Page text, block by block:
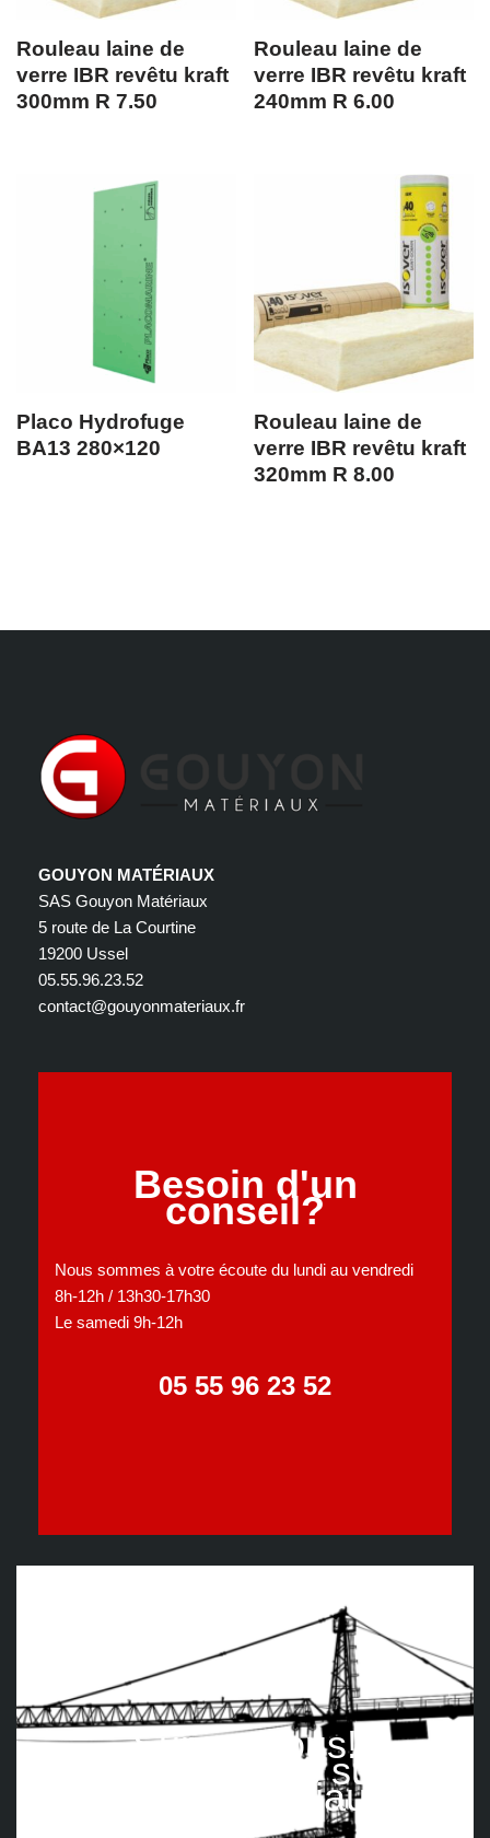
Rouleau laine de
verre IBR revêtu kraft
300mm R 7.50
Rouleau laine de
verre IBR revêtu kraft
240mm R 6.00
Placo Hydrofuge
BA13 280×120
Rouleau laine de
verre IBR revêtu kraft
320mm R 8.00
GOUYON MATÉRIAUX
SAS Gouyon Matériaux
5 route de La Courtine
19200 Ussel
05.55.96.23.52
contact@gouyonmateriaux.fr
Besoin d'un
conseil?
Nous sommes à votre écoute du lundi au vendredi
8h-12h / 13h30-17h30
Le samedi 9h-12h
05 55 96 23 52
Suivez nous!
Retrouvez-nous sur les
réseaux sociaux